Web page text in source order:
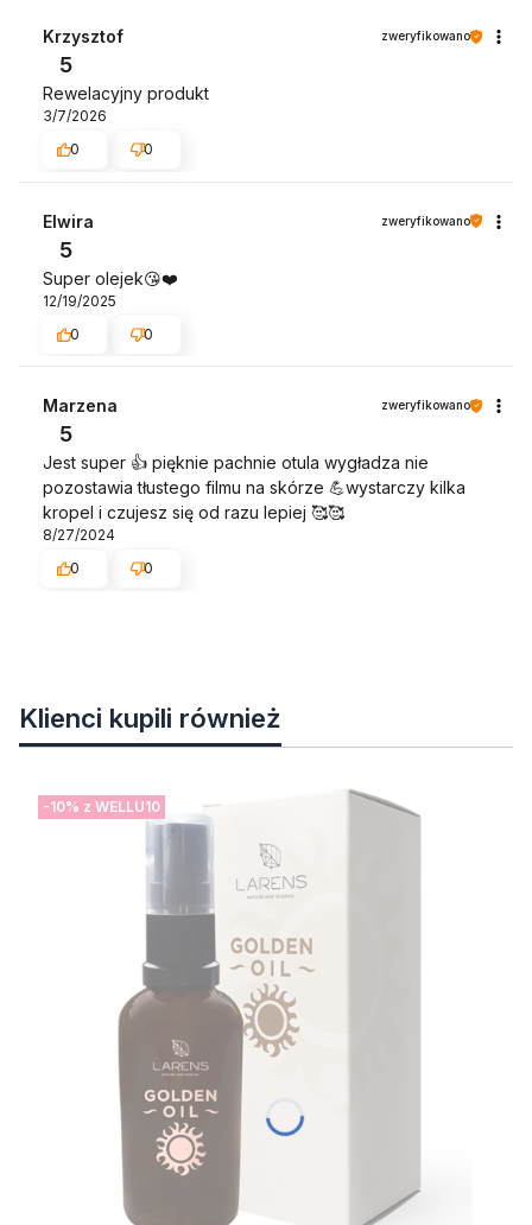
Krzysztof zweryfikowano
5
Rewelacyjny produkt
3/7/2026
0
0
Elwira zweryfikowano
5
Super olejek😘❤️
12/19/2025
0
0
Marzena zweryfikowano
5
Jest super 👍️ pięknie pachnie otula wygładza nie
pozostawia tłustego filmu na skórze 💪wystarczy kilka
kropel i czujesz się od razu lepiej 🥰🥰
8/27/2024
0
0
Klienci kupili również
-10% z WELLU10